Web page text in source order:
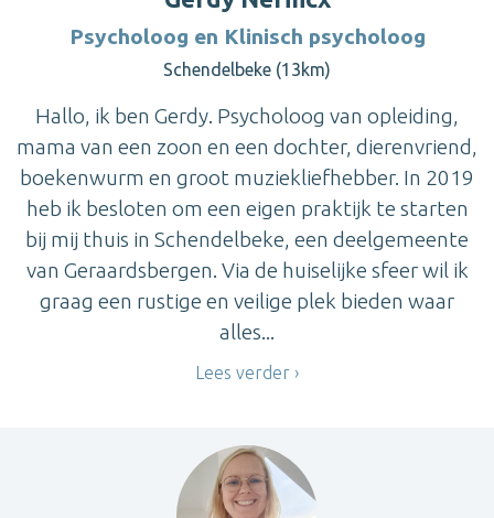
Psycholoog en Klinisch psycholoog
Schendelbeke (13km)
Hallo, ik ben Gerdy. Psycholoog van opleiding,
mama van een zoon en een dochter, dierenvriend,
boekenwurm en groot muziekliefhebber. In 2019
heb ik besloten om een eigen praktijk te starten
bij mij thuis in Schendelbeke, een deelgemeente
van Geraardsbergen. Via de huiselijke sfeer wil ik
graag een rustige en veilige plek bieden waar
alles...
Lees verder